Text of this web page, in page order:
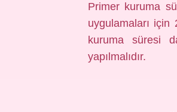
Primer kuruma
uygulamaları için
kuruma süresi
yapılmalıdır.